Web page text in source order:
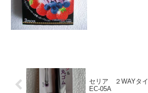
セリア ２WAYタ
EC-05A